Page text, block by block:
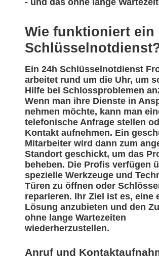
- und das ohne lange
Wie funktioniert ein
Ein 24h Schlüsselnotdienst
arbeitet rund um die Uhr, um
Hilfe bei Schlossproblemen
Wenn man ihre Dienste in
nehmen möchte, kann man
telefonische Anfrage stellen
Kontakt aufnehmen. Ein
Mitarbeiter wird dann zum
Standort geschickt, um das
beheben. Die Profis verfügen
spezielle Werkzeuge und
Türen zu öffnen oder
reparieren. Ihr Ziel ist es, eine
Lösung anzubieten und den
ohne lange Wartezeiten
wiederherzustellen.
Anruf und